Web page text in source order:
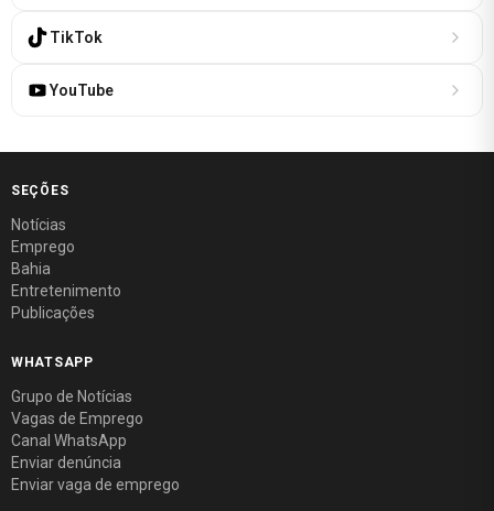
TikTok
YouTube
SEÇÕES
Notícias
Emprego
Bahia
Entretenimento
Publicações
WHATSAPP
Grupo de Notícias
Vagas de Emprego
Canal WhatsApp
Enviar denúncia
Enviar vaga de emprego